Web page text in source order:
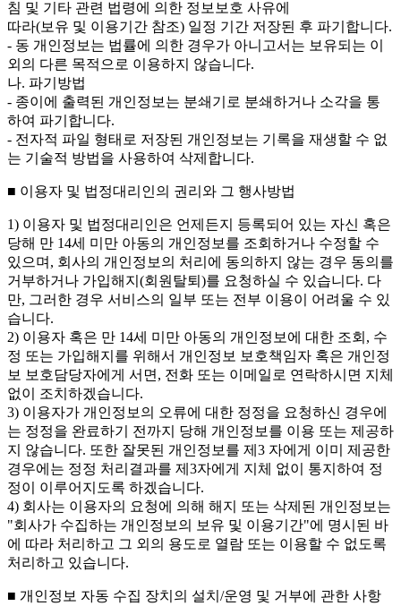
침 및 기타 관련 법령에 의한 정보보호 사유에
따라(보유 및 이용기간 참조) 일정 기간 저장된 후 파기합니다.
- 동 개인정보는 법률에 의한 경우가 아니고서는 보유되는 이
외의 다른 목적으로 이용하지 않습니다.
나. 파기방법
- 종이에 출력된 개인정보는 분쇄기로 분쇄하거나 소각을 통
하여 파기합니다.
- 전자적 파일 형태로 저장된 개인정보는 기록을 재생할 수 없
는 기술적 방법을 사용하여 삭제합니다.
■ 이용자 및 법정대리인의 권리와 그 행사방법
1) 이용자 및 법정대리인은 언제든지 등록되어 있는 자신 혹은
당해 만 14세 미만 아동의 개인정보를 조회하거나 수정할 수
있으며, 회사의 개인정보의 처리에 동의하지 않는 경우 동의를
거부하거나 가입해지(회원탈퇴)를 요청하실 수 있습니다. 다
만, 그러한 경우 서비스의 일부 또는 전부 이용이 어려울 수 있
습니다.
2) 이용자 혹은 만 14세 미만 아동의 개인정보에 대한 조회, 수
정 또는 가입해지를 위해서 개인정보 보호책임자 혹은 개인정
보 보호담당자에게 서면, 전화 또는 이메일로 연락하시면 지체
없이 조치하겠습니다.
3) 이용자가 개인정보의 오류에 대한 정정을 요청하신 경우에
는 정정을 완료하기 전까지 당해 개인정보를 이용 또는 제공하
지 않습니다. 또한 잘못된 개인정보를 제3 자에게 이미 제공한
경우에는 정정 처리결과를 제3자에게 지체 없이 통지하여 정
정이 이루어지도록 하겠습니다.
4) 회사는 이용자의 요청에 의해 해지 또는 삭제된 개인정보는
"회사가 수집하는 개인정보의 보유 및 이용기간"에 명시된 바
에 따라 처리하고 그 외의 용도로 열람 또는 이용할 수 없도록
처리하고 있습니다.
■ 개인정보 자동 수집 장치의 설치/운영 및 거부에 관한 사항